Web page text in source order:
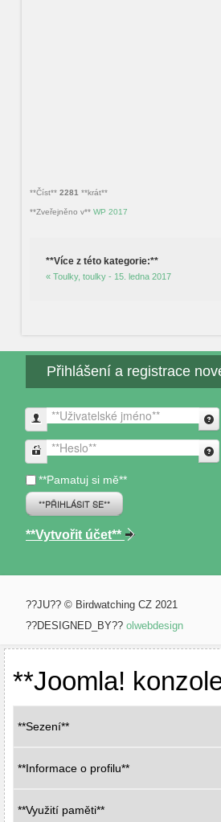
**Číst** 2281 **krát**
**Zveřejněno v** WP 2017
**Více z této kategorie:**
« Toulky, toulky - 15. ledna 2017
Přihlášení a registrace
**Uživatelské jméno**
**Heslo**
**Pamatuj si mě**
**PŘIHLÁSIT SE**
**Vytvořit účet**
??JU?? © Birdwatching CZ 2021
??DESIGNED_BY?? olwebdesign
**Joomla!
**Sezení**
**Informace o profilu**
**Využití paměti**